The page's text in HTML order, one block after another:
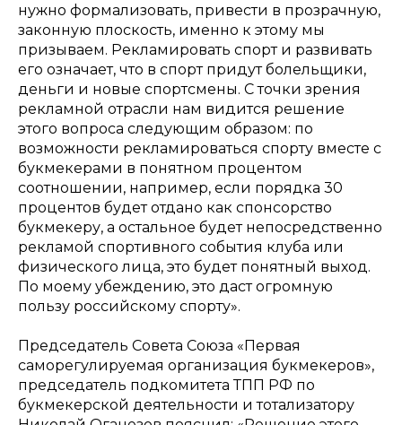
нужно формализовать, привести в прозрачную,
законную плоскость, именно к этому мы
призываем. Рекламировать спорт и развивать
его означает, что в спорт придут болельщики,
деньги и новые спортсмены. С точки зрения
рекламной отрасли нам видится решение
этого вопроса следующим образом: по
возможности рекламироваться спорту вместе с
букмекерами в понятном процентом
соотношении, например, если порядка 30
процентов будет отдано как спонсорство
букмекеру, а остальное будет непосредственно
рекламой спортивного события клуба или
физического лица, это будет понятный выход.
По моему убеждению, это даст огромную
пользу российскому спорту».
Председатель Совета Союза «Первая
саморегулируемая организация букмекеров»,
председатель подкомитета ТПП РФ по
букмекерской деятельности и тотализатору